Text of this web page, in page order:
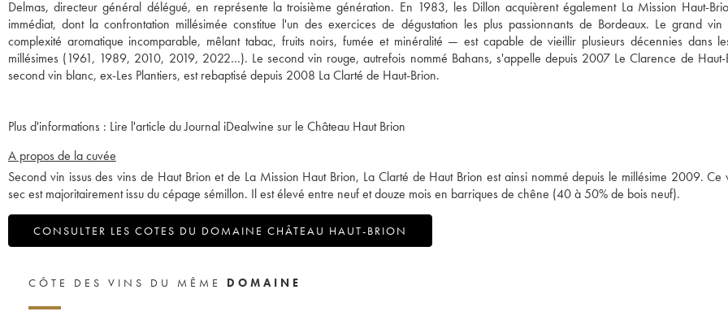
Delmas, directeur général délégué, en représente la troisième génération. En 1983, les Dillon acquièrent également La Mission Haut-
immédiat, dont la confrontation millésimée constitue l'un des exercices de dégustation les plus passionnants de Bordeaux. Le grand
complexité aromatique incomparable, mêlant tabac, fruits noirs, fumée et minéralité — est capable de vieillir plusieurs décennies dans
millésimes (1961, 1989, 2010, 2019, 2022…). Le second vin rouge, autrefois nommé Bahans, s'appelle depuis 2007 Le Clarence de
Plus d'informations : Lire l'article du Journal iDealwine sur le Château Haut Brion
A propos de la cuvée
Second vin issus des vins de Haut Brion et de La Mission Haut Brion, La Clarté de Haut Brion est ainsi nommé depuis le millésime 2009. Ce
sec est majoritairement issu du cépage sémillon. Il est élevé entre neuf et douze mois en barriques de chêne (40 à 50% de bois neuf).
CONSULTER LES COTES DU DOMAINE CHÂTEAU HAUT-BRION
CÔTE DES VINS DU MÊME DOMAINE